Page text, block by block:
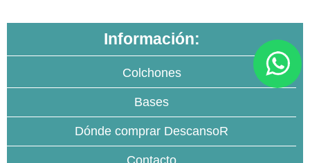
Información:
Colchones
Bases
Dónde comprar DescansoR
Contacto